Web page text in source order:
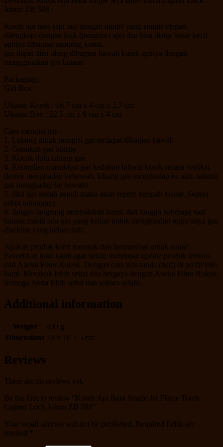
Jobon ZB 588 :
Korek api bara (api las) dengan model yang simple elegan.
dilengkapi dengan lock (pengunci api) dan bisa diatur besar kecil
apinya dibagian samping korek.
gas dapat diisi ulang dibagian bawah korek apinya dengan
menggunakan gas butane.
Packaging :
Gift Box.
Ukuran Korek : 16.7 cm x 4 cm x 2.7 cm
Ukuran Box : 22.5 cm x 9 cm x 4 cm
Cara mengisi gas :
1. Lubang untuk mengisi gas terdapat dibagian bawah
2. Gunakan gas butane
3. Kocok dulu tabung gas
4. Kemudian masukkan gas kedalam lubang korek secara vertikal
(korek menghadap kebawah, lubang gas menghadap ke atas, tabung
gas menghadap ke bawah)
5. Jika gas sudah penuh maka akan seperti tumpah keluar. Segera
cabut tabungnya
6. Jangan langsung menyalakan korek dan tunggu beberapa saat
karena masih ada gas yang keluar untuk menghindari terpicunya gas
disekitar yang keluar tadi.
Apakah produk kami menarik dan bermanfaat untuk anda?
Favoritkan toko kami agar selalu mendapat update produk terbaru
dari Aneka Filter Rokok. Dengan cara klik tanda (hati) di profil toko
kami. Merokok lebih sehat dan bergaya dengan Aneka Filter Rokok.
Semoga Anda lebih sehat dan sukses selalu.
Additional information
Weight
400 g
Dimensions 23 × 10 × 5 cm
Reviews
There are no reviews yet.
Be the first to review “Korek Api Bara Single Jet Flame Torch
Lighter Lock Jobon ZB 588”
Your email address will not be published.
Required fields are
marked